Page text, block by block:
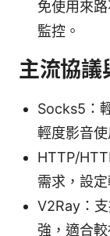
免使用來
監控。
主流協議
Socks5：
輕度影音使
HTTP/
需求，設定
V2Ray：
強，適合